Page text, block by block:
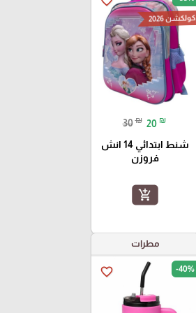
كولكشن 2026
30 ₪ 20 ₪
شنط ابتدائي 14 انش
فروزن
add_shopping_cart
مطرات
favorite_border -40%